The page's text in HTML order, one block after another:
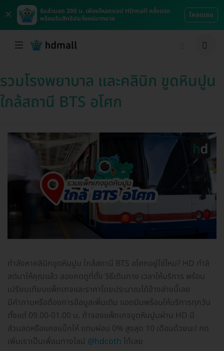
×
รับส่วนลด 200 บ. เพียงโหลดแอป HDmall ครั้งแรก
พร้อมรับสิทธิประโยชน์มากมาย
โหลดเลย
รวมโรงพยาบาล และคลินิก ขูดหินปูน
ใกล้สถานี BTS อโศก
กำลังหาคลินิกขูดหินปูน ใกล้สถานี BTS อโศกอยู่ใช่ไหม? HD ทำลิ
สต์มาให้คุณแล้ว ลองกดดูที่ตั้ง วิธีเดินทาง เวลาให้บริการ พร้อม
เปรียบเทียบแพ็กเกจและราคาโดยประมาณได้ข้างล่างนี้เลย
มีคำถามหรือต้องการข้อมูลเพิ่มเติม แอดมินพร้อมให้บริการทุกวัน
ตั้งแต่ 09.00-01.00 น. ถ้าจองแพ็กเกจขูดหินปูนผ่าน HD มี
ส่วนลดหรือแคชแบ็กให้ แถมผ่อน 0% สูงสุด 10 เดือนด้วยนะ! กด
เพิ่มเราเป็นเพื่อนทางไลน์ @hdcoth ได้เลย